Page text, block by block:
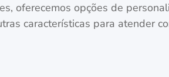
oferecemos opções de
características para atender